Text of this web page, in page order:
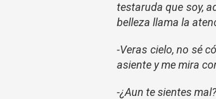
testaruda que soy,
belleza llama la
-Veras cielo, no sé
asiente y me mira
-¿Aun te sientes